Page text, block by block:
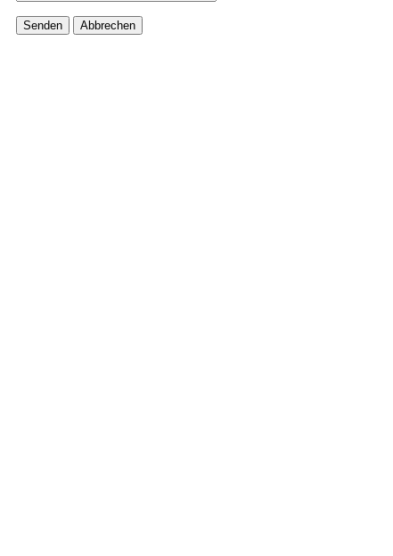
Senden Abbrechen